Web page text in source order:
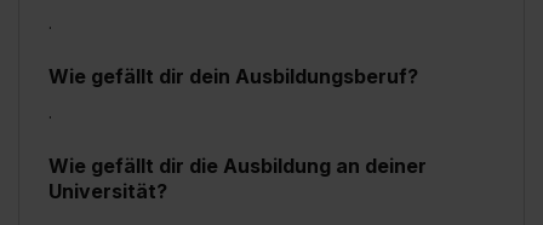
.
Wie gefällt dir dein Ausbildungsberuf?
.
Wie gefällt dir die Ausbildung an deiner
Universität?